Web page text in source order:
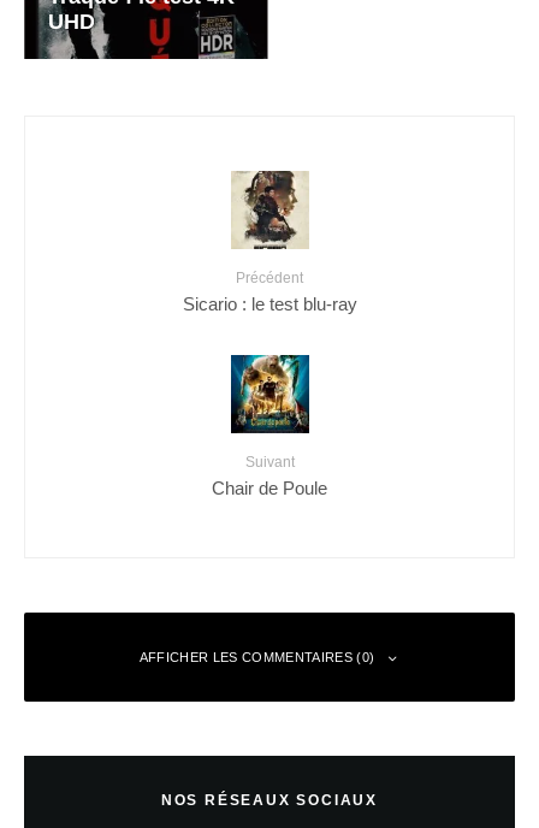
UHD
Précédent
Sicario : le test blu-ray
Suivant
Chair de Poule
AFFICHER LES COMMENTAIRES (0)
NOS RÉSEAUX SOCIAUX